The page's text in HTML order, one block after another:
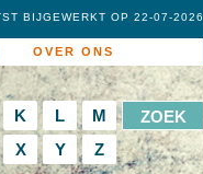
OVER ONS
BIJGEWERKT OP 22-07-2026
K L
M
X Y Z